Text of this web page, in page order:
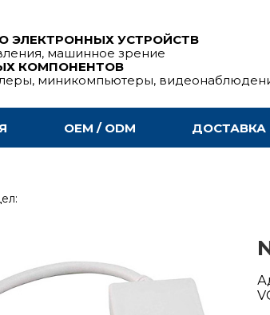
ЭЛЕКТРОННЫХ УСТРОЙСТВ
машинное зрение
КОМПОНЕНТОВ
миникомпьютеры,
OEM / ODM ДОСТАВКА